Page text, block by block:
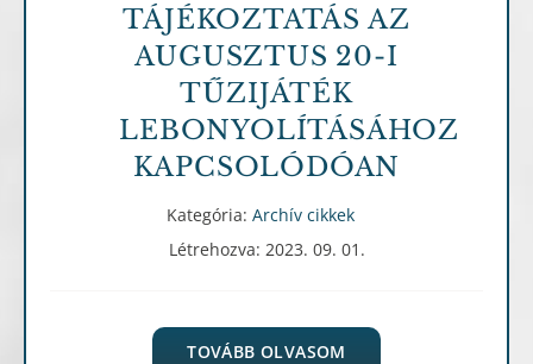
TÁJÉKOZTATÁS AZ
AUGUSZTUS 20-I
TŰZIJÁTÉK
LEBONYOLÍTÁSÁHOZ
KAPCSOLÓDÓAN
Kategória: Archív cikkek
Létrehozva: 2023. 09. 01.
TOVÁBB OLVASOM